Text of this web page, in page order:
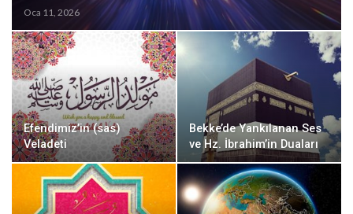
Oca 11, 2026
Efendimiz’in (sas)
Veladeti
Bekke’de Yankılanan Ses
ve Hz. İbrahim’in Duaları